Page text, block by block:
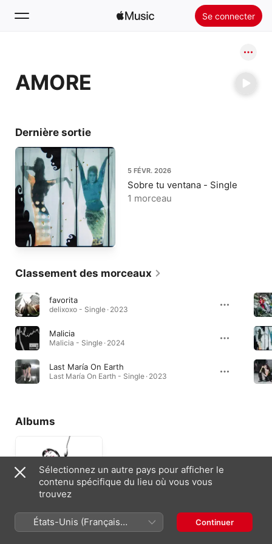
Se connecter
Accueil
AMORE
Dernière sortie
5 FÉVR. 2026
Sobre tu ventana - Single
1 morceau
Classement des morceaux
favorita
delixoxo - Single · 2023
Malicia
Malicia - Single · 2024
Last María On Earth
Last María On Earth - Single · 2023
Albums
Top Hits, Ballads,
Sélectionnez un autre pays pour afficher le
contenu spécifique du lieu où vous vous
trouvez
États-Unis (Français
France)
Continuer